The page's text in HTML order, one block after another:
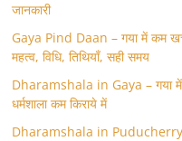
जानकारी
Gaya Pind Daan – गया में कम
महत्व, विधि, तिथियाँ, सही समय
Dharamshala in Gaya – गया में
धर्मशाला कम किराये में
Dharamshala in Puducherry